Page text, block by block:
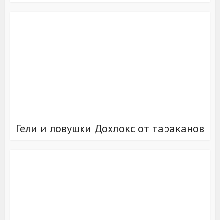
Гели и ловушки Дохлокс от тараканов